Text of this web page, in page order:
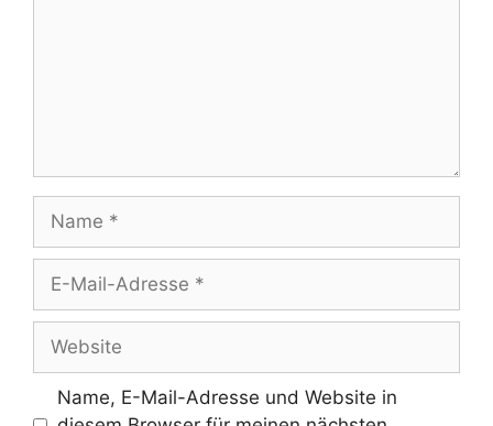
Name
Adresse
Website
Name, E-Mail-Adresse und Website in